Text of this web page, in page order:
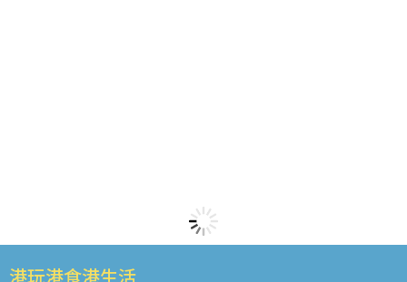
港玩港食港生活